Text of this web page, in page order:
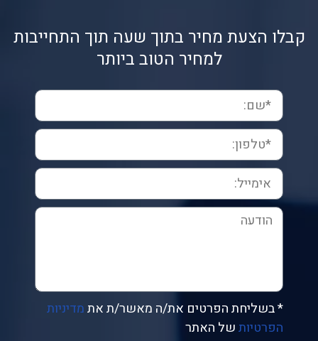
קבלו הצעת מחיר בתוך שעה תוך התחייבות
למחיר הטוב ביותר
* בשליחת הפרטים את/ה מאשר/ת אתמדיניות
הפרטיותשל האתר